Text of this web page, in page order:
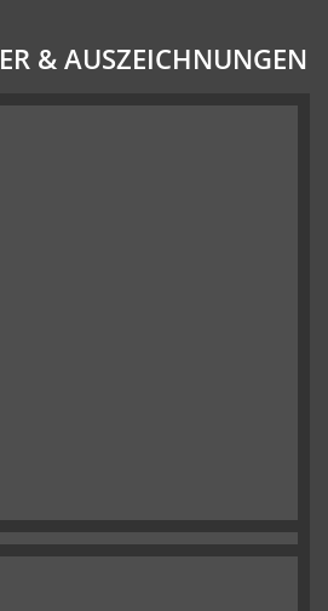
& AUSZEICHNUNGEN